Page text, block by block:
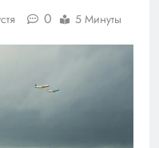
0 5 Минуты